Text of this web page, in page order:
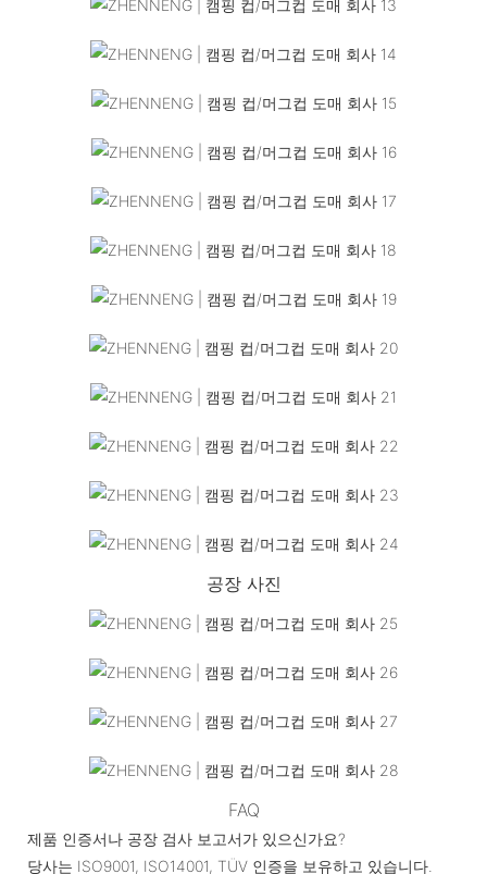
공장 사진
FAQ
제품 인증서나 공장 검사 보고서가 있으신가요?
당사는 ISO9001, ISO14001, TÜV 인증을 보유하고 있습니다.